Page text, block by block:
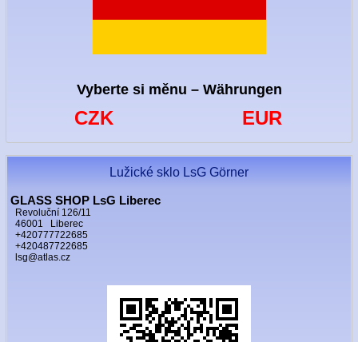
Vyberte si měnu – Währungen
CZK EUR
Lužické sklo LsG Görner
GLASS SHOP LsG Liberec
Revoluční 126/11
46001 Liberec
+420777722685
+420487722685
lsg@atlas.cz